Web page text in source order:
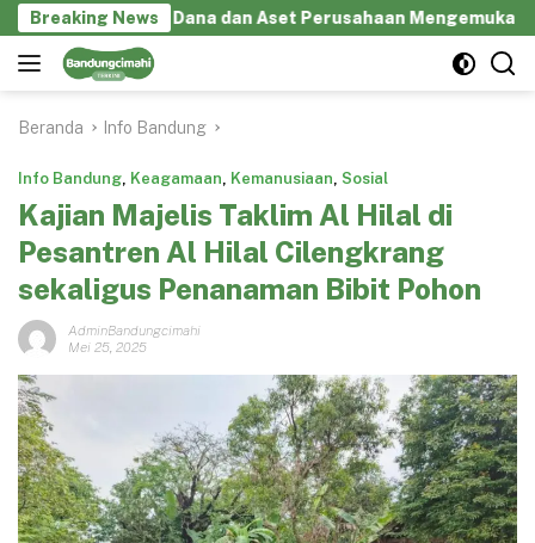
Langsung
ke
konten
Breaking NewsDana dan Aset Perusahaan Mengemuka
Beranda Info Bandung
Info Bandung, Keagamaan, Kemanusiaan, Sosial
Kajian Majelis Taklim Al Hilal di
Pesantren Al Hilal Cilengkrang
sekaligus Penanaman Bibit Pohon
AdminBandungcimahi
Mei 25, 2025